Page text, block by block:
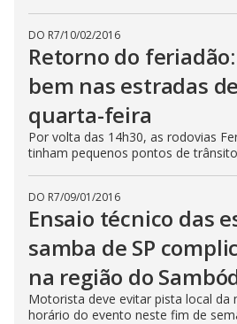
DO R7/10/02/2016
Retorno do
bem nas estradas
quarta-feira
Por volta das 14h30, as rodovias
tinham pequenos pontos de trânsito
DO R7/09/01/2016
Ensaio técnico das
samba de SP
na região do
Motorista deve evitar pista local da
horário do evento neste fim de